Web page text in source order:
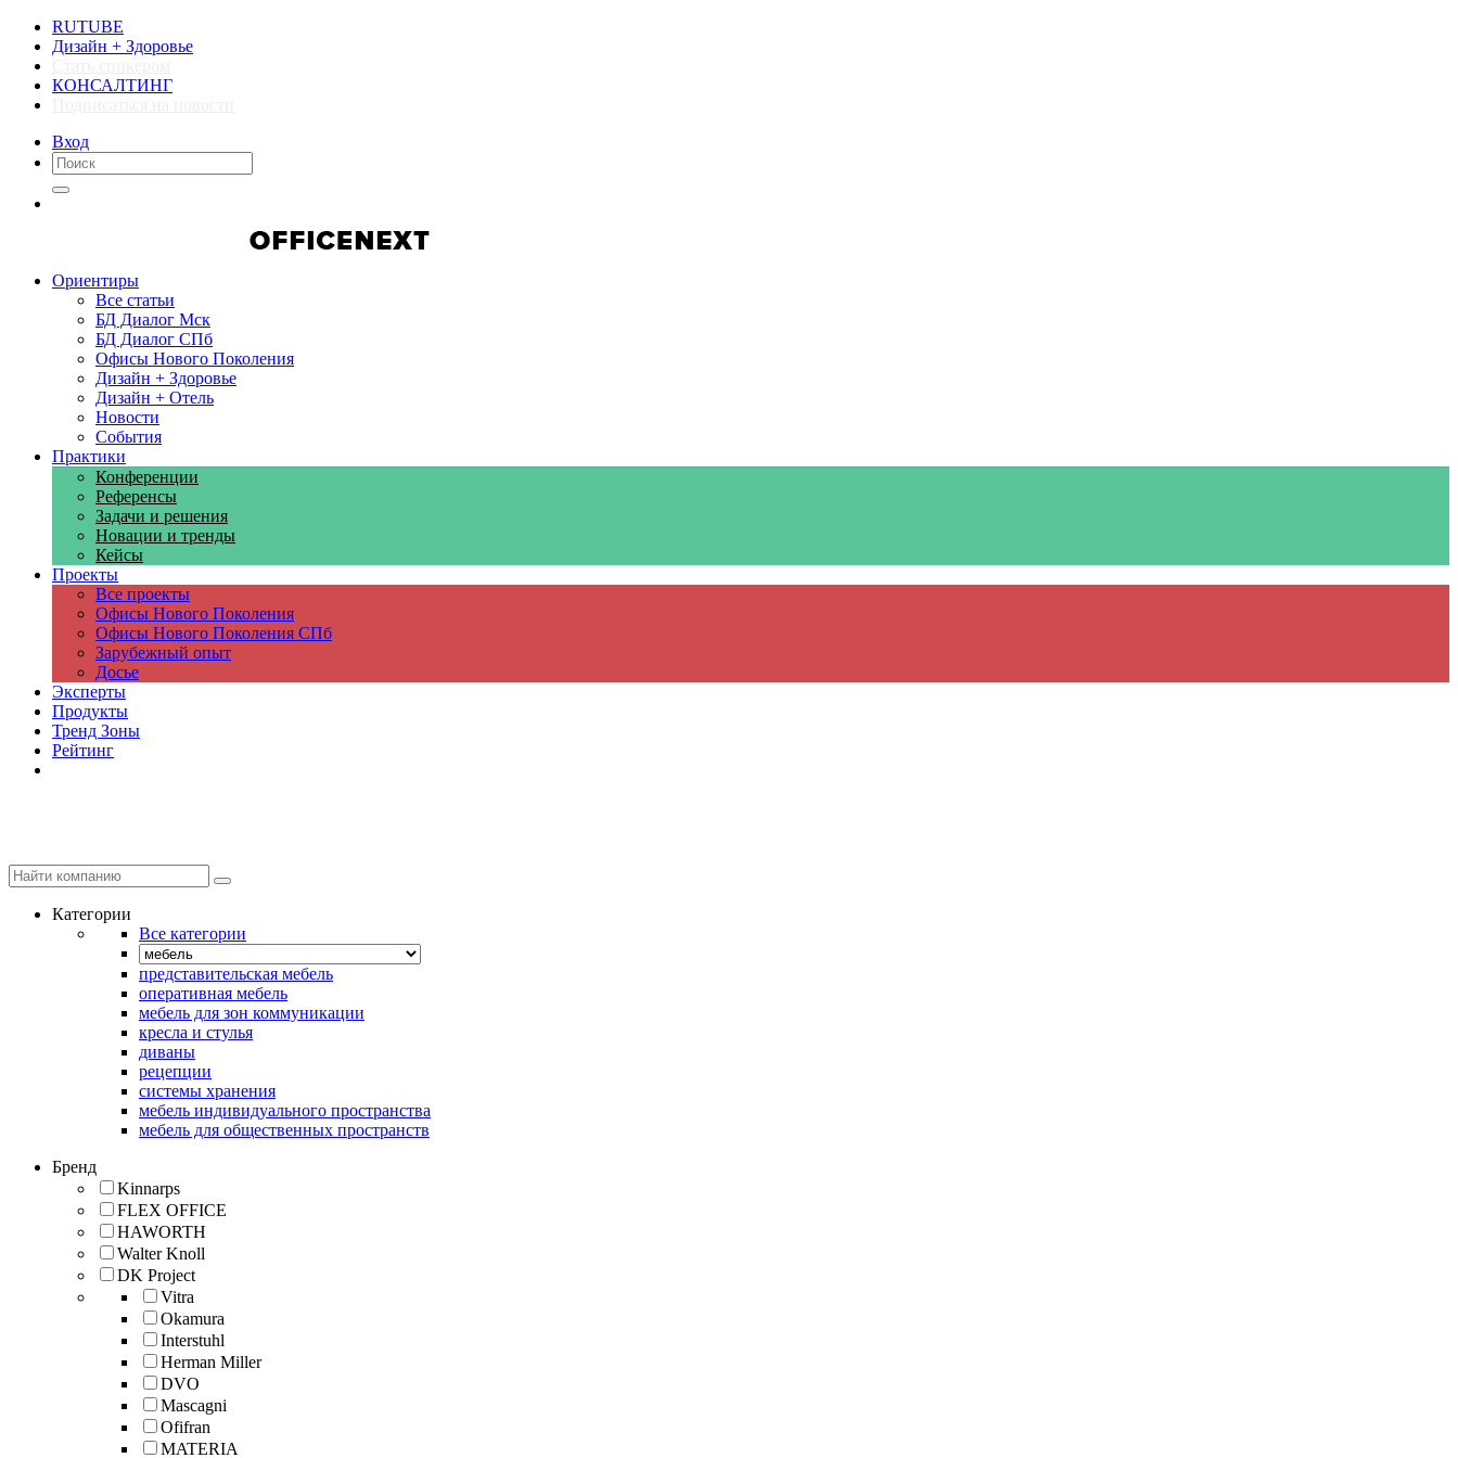
RUTUBE
Дизайн + Здоровье
КОНСАЛТИНГ
Вход
Ориентиры
Все статьи
БД Диалог Мск
БД Диалог СПб
Офисы Нового Поколения
Дизайн + Здоровье
Дизайн + Отель
Новости
События
Практики
Конференции
Референсы
Задачи и решения
Новации и тренды
Кейсы
Проекты
Все проекты
Офисы Нового Поколения
Офисы Нового Поколения СПб
Зарубежный опыт
Досье
Эксперты
Продукты
Тренд Зоны
Рейтинг
Категории
Все категории
представительская мебель
оперативная мебель
мебель для зон коммуникации
кресла и стулья
диваны
рецепции
системы хранения
мебель индивидуального пространства
мебель для общественных пространств
Бренд
Kinnarps
FLEX OFFICE
HAWORTH
Walter Knoll
DK Project
Vitra
Okamura
Interstuhl
Herman Miller
DVO
Mascagni
Ofifran
MATERIA